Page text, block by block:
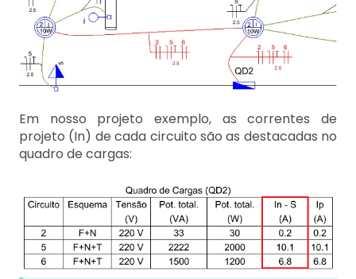
Em nosso projeto exemplo, as correntes de
projeto (In) de cada circuito são as destacadas no
quadro de cargas: